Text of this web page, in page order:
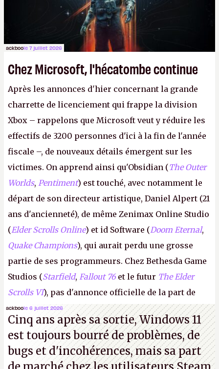
ackboole 7 juillet 2026
Chez Microsoft, l'hécatombe continue
Après les annonces d'hier concernant la grande
charrette de licenciement qui frappe la division
Xbox – rappelons que Microsoft veut y réduire les
effectifs de 3200 personnes d'ici à la fin de l'année
fiscale –, de nouveaux détails émergent sur les
victimes. On apprend ainsi qu'Obsidian (The Outer
Worlds, Pentiment) est touché, avec notamment le
départ de son directeur artistique, Daniel Alpert (21
ans d'ancienneté), de même Zenimax Online Studio
(Elder Scrolls Online) et id Software (Doom Eternal,
Quake Champions), qui aurait perdu une grosse
partie de ses programmeurs. Chez Bethesda Game
Studios (Starfield, Fallout 76 et le futur The Elder
Scrolls VI), pas d'annonce officielle de la part de
Microsoft, mais le syndicat des employés confirme
de nombreux licenciements.A.
ackboole 6 juillet 2026
Cinq ans après sa sortie, Windows 11
est toujours bourré de problèmes, de
bugs et d'incohérences, mais sa part